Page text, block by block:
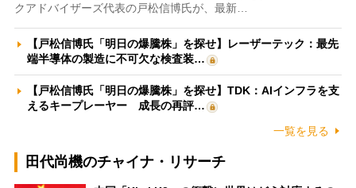
クアドバイザーズ代表の戸松信博氏が、最新…
【戸松信博氏「明日の爆騰株」を探せ】レーザーテック：最先
端半導体の製造に不可欠な検査装…
【戸松信博氏「明日の爆騰株」を探せ】TDK：AIインフラを支
えるキープレーヤー 成長の再評…
一覧を見る
田代尚機のチャイナ・リサーチ